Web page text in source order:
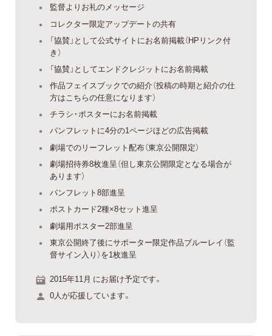
監督よりお礼のメッセージ
コレクター限定アップデートの共有
「協賛」として公式サイトにお名前掲載（HPリンク付
き）
「協賛」としてエンドクレジットにお名前掲載
作品フェイスブックでの紹介（投稿の時期と紹介の仕
方はこちらの任意になります）
チラシ・ポスターにお名前掲載
パンフレットに4分の1ページほどの広告掲載
劇場でのリーフレット配布（東京公開限定）
劇場招待券8枚進呈（但し東京公開限定となる場合が
あります）
パンフレット8部進呈
ポストカード2種×8セット進呈
劇場用ポスター2部進呈
東京公開終了後にサポーター限定作品ブルーレイ（監
督サイン入り）を1枚進呈
2015年11月 にお届け予定です。
0人が応援しています。